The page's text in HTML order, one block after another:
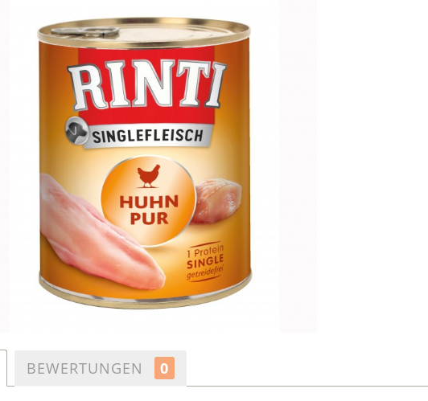
BEWERTUNGEN 0